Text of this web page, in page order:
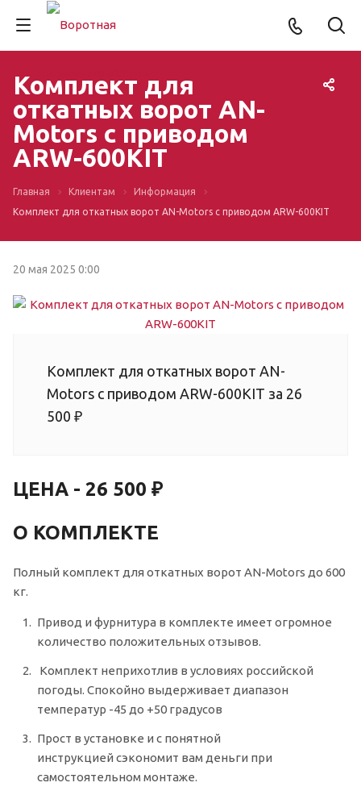
Комплект для
откатных ворот AN-
Motors с приводом
ARW-600KIT
Главная Клиентам
Информация
Комплект для откатных ворот AN-Motors с приводом ARW-600KIT
20 мая 2025 0:00
Комплект для откатных ворот AN-
Motors с приводом ARW-600KIT за 26
500 ₽
ЦЕНА - 26 500 ₽
О КОМПЛЕКТЕ
Полный комплект для откатных ворот AN-Motors до 600
кг.
Привод и фурнитура в комплекте имеет огромное
количество положительных отзывов.
Комплект неприхотлив в условиях российской
погоды. Спокойно выдерживает диапазон
температур -45 до +50 градусов
Прост в установке и с понятной
инструкцией сэкономит вам деньги при
самостоятельном монтаже.